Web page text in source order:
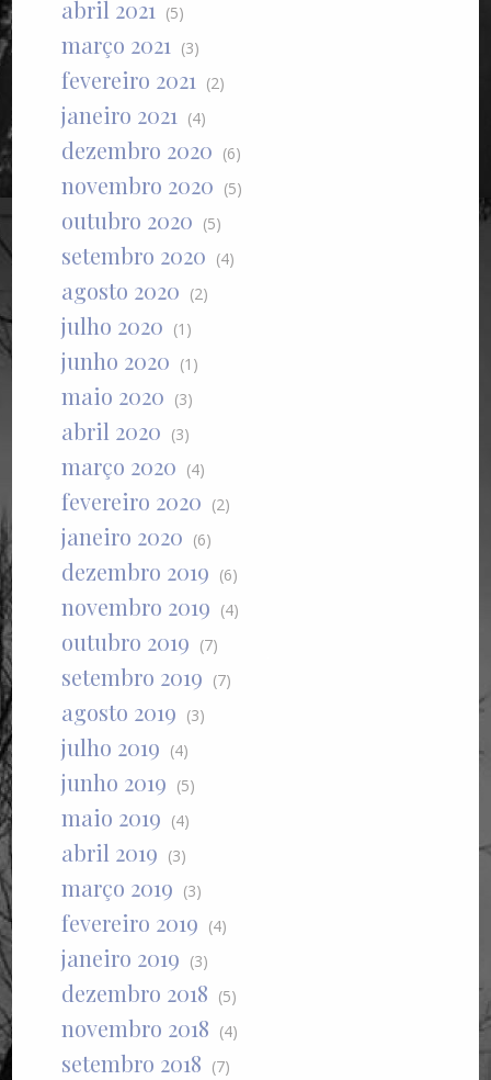
abril 2021 (5)
março 2021 (3)
fevereiro 2021 (2)
janeiro 2021 (4)
dezembro 2020 (6)
novembro 2020 (5)
outubro 2020 (5)
setembro 2020 (4)
agosto 2020 (2)
julho 2020 (1)
junho 2020 (1)
maio 2020 (3)
abril 2020 (3)
março 2020 (4)
fevereiro 2020 (2)
janeiro 2020 (6)
dezembro 2019 (6)
novembro 2019 (4)
outubro 2019 (7)
setembro 2019 (7)
agosto 2019 (3)
julho 2019 (4)
junho 2019 (5)
maio 2019 (4)
abril 2019 (3)
março 2019 (3)
fevereiro 2019 (4)
janeiro 2019 (3)
dezembro 2018 (5)
novembro 2018 (4)
setembro 2018 (7)